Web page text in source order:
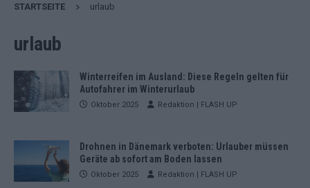
STARTSEITE urlaub
urlaub
Winterreifen im Ausland: Diese Regeln gelten für
Autofahrer im Winterurlaub
Oktober 2025 Redaktion | FLASH UP
Drohnen in Dänemark verboten: Urlauber müssen
Geräte ab sofort am Boden lassen
Oktober 2025 Redaktion | FLASH UP